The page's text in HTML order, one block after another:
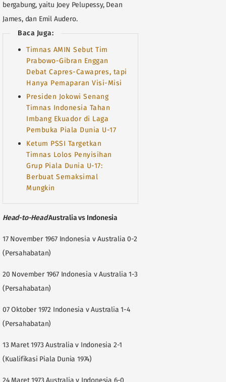
bergabung, yaitu Joey Pelupessy, Dean
James, dan Emil Audero.
Baca Juga:
Timnas AMIN Sebut Tim
Prabowo-Gibran Enggan
Debat Capres-Cawapres, tapi
Hanya Pemaparan Visi-Misi
Presiden Jokowi Senang
Timnas Indonesia Tahan
Imbang Ekuador di Laga
Pembuka Piala Dunia U-17
Ketum PSSI Targetkan
Timnas Lolos Penyisihan
Grup Piala Dunia U-17:
Berbuat Semaksimal
Mungkin
Head-to-HeadAustralia vs Indonesia
17 November 1967 Indonesia v Australia 0-2
(Persahabatan)
20 November 1967 Indonesia v Australia 1-3
(Persahabatan)
07 Oktober 1972 Indonesia v Australia 1-4
(Persahabatan)
13 Maret 1973 Australia v Indonesia 2-1
(Kualifikasi Piala Dunia 1974)
24 Maret 1973 Australia v Indonesia 6-0